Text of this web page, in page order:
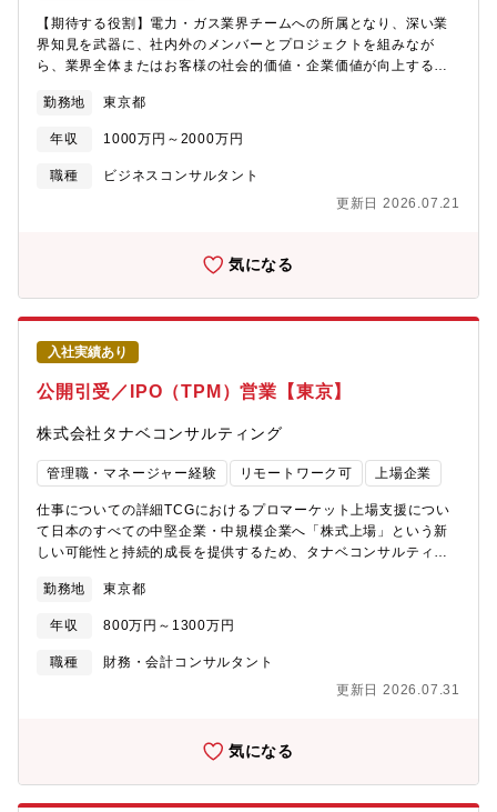
新技術にキャッチアップできる環境です。
【期待する役割】電力・ガス業界チームへの所属となり、深い業
界知見を武器に、社内外のメンバーとプロジェクトを組みなが
ら、業界全体またはお客様の社会的価値・企業価値が向上するた
のようなテーマに携わり、業界全体、お客様の変革を全面的に支
援しています。■法的分離後の経営管理/収益性管理■デジタル・ト
ランスフォーメーション■海外投資を含む新規ビジネス創出■エネ
ルギーポートフォリオマネージメント■カスタマーオペレーション
ル策定支援■海外発電事業投資支援■コールセンター変革支援■顧客
の魅力】グローバルネットワークとテクノロジーの強みを活かし
て最新かつ先進的な案件を扱っています。発電、送配電、エネル
ギー小売、マーケティング、人事・経理などすべての事業領域に
おいて、デジタルの力でクライアントのビジネスゴールの達成支
援を行うため、幅広い経験を積むことができ、市場価値が高まり
ます。
勤務地 東京都
年収 1000万円～2000万円
職種
ビジネスコンサルタント
更新日 2026.07.21
気になる
入社実績あり
公開引受／IPO（TPM）営業【東京】
株式会社タナベコンサルティング
管理職・マネージャー経験 リモートワーク可 上場企業
仕事についての詳細TCGにおけるプロマーケット上場支援につい
て日本のすべての中堅企業・中規模企業へ「株式上場」という新
しい可能性と持続的成長を提供するため、タナベコンサルティン
よび福岡証券取引所 Fukuoka PRO Marketの「F-Adviser」資格
を取得いたしました。上場をゴールではなく中堅企業に進化する
ためのメルクマールとして、その後の成長戦略の立案からM&A戦
略、DX戦略、グローバル戦略など、真の中堅企業へのステージア
イザー業務と経営全般のコンサルティングのハイブリッド体制を
のがTCGのプロマーケット上場支援の特徴です。参考：
https://www.tanabeconsulting.co.jp/finance/pro-
market.html【サービス一覧】・プロマーケット上場支援コンサル
ティング
勤務地 東京都
年収 800万円～1300万円
職種
財務・会計コンサルタント
更新日 2026.07.31
気になる